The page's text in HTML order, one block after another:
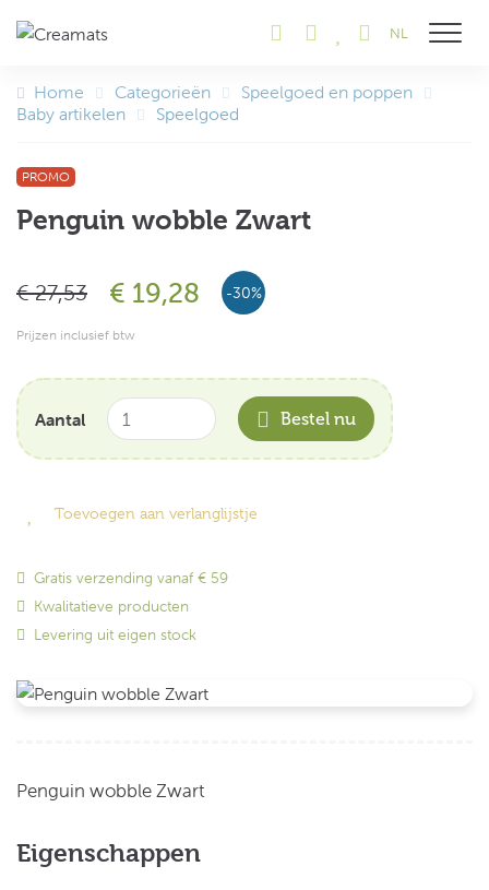
NL Toon
Home Categorieën
Speelgoed en poppen
Baby artikelen
Speelgoed
PROMO
Penguin wobble Zwart
€ 27,53 € 19,28 -30%
Prijzen inclusief btw
Aantal Bestel nu
Toevoegen aan verlanglijstje
Gratis verzending vanaf € 59
Kwalitatieve producten
Levering uit eigen stock
Penguin wobble Zwart
Eigenschappen